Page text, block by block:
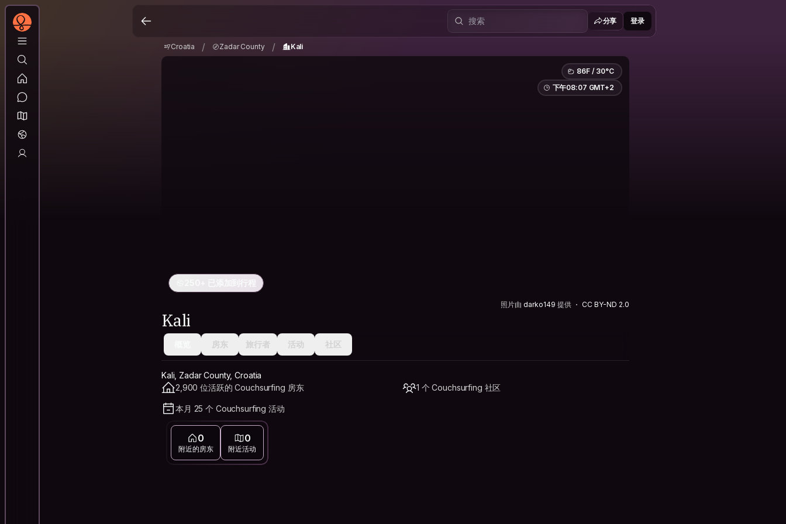
分享 登录
Croatia / Zadar County / Kali
86F / 30°C
下午08:07 GMT+2
250+ 已添加到行程
照片由 darko149 提供 CC BY-ND 2.0
Kali
房东 旅行者 活动 社区
Kali, Zadar County, Croatia
2,900 位活跃的 Couchsurfing 房东
1 个 Couchsurfing 社区
本月 25 个 Couchsurfing 活动
0
附近的房东
0
附近活动